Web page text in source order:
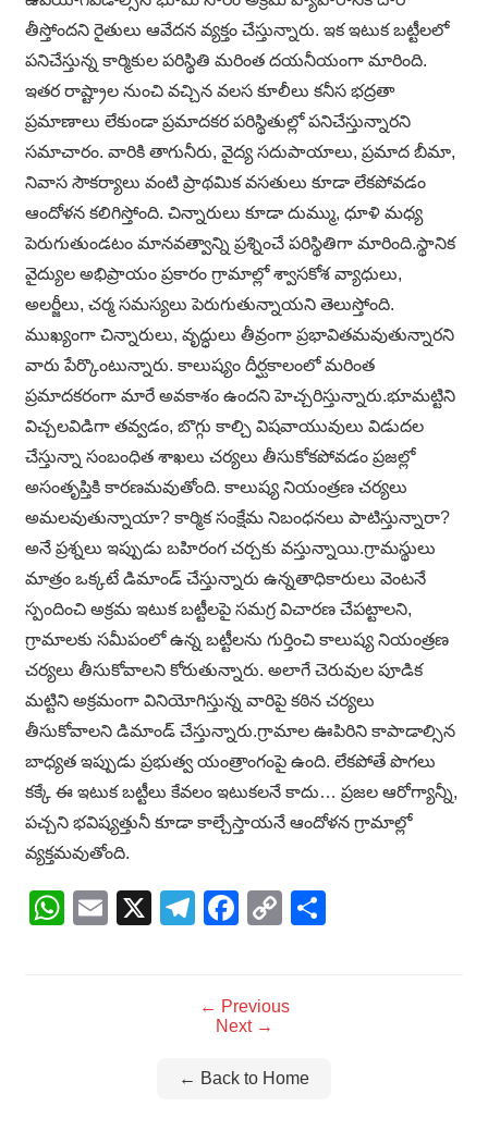
తీస్తోందని రైతులు ఆవేదన వ్యక్తం చేస్తున్నారు. ఇక ఇటుక బట్టీలలో
పనిచేస్తున్న కార్మికుల పరిస్థితి మరింత దయనీయంగా మారింది.
ఇతర రాష్ట్రాల నుంచి వచ్చిన వలస కూలీలు కనీస భద్రతా
ప్రమాణాలు లేకుండా ప్రమాదకర పరిస్థితుల్లో పనిచేస్తున్నారని
సమాచారం. వారికి తాగునీరు, వైద్య సదుపాయాలు, ప్రమాద బీమా,
నివాస సౌకర్యాలు వంటి ప్రాథమిక వసతులు కూడా లేకపోవడం
ఆందోళన కలిగిస్తోంది. చిన్నారులు కూడా దుమ్ము, ధూళి మధ్య
పెరుగుతుండటం మానవత్వాన్ని ప్రశ్నించే పరిస్థితిగా మారింది.స్థానిక
వైద్యుల అభిప్రాయం ప్రకారం గ్రామాల్లో శ్వాసకోశ వ్యాధులు,
అలర్జీలు, చర్మ సమస్యలు పెరుగుతున్నాయని తెలుస్తోంది.
ముఖ్యంగా చిన్నారులు, వృద్ధులు తీవ్రంగా ప్రభావితమవుతున్నారని
వారు పేర్కొంటున్నారు. కాలుష్యం దీర్ఘకాలంలో మరింత
ప్రమాదకరంగా మారే అవకాశం ఉందని హెచ్చరిస్తున్నారు.భూమట్టిని
విచ్చలవిడిగా తవ్వడం, బొగ్గు కాల్చి విషవాయువులు విడుదల
చేస్తున్నా సంబంధిత శాఖలు చర్యలు తీసుకోకపోవడం ప్రజల్లో
అసంతృప్తికి కారణమవుతోంది. కాలుష్య నియంత్రణ చర్యలు
అమలవుతున్నాయా? కార్మిక సంక్షేమ నిబంధనలు పాటిస్తున్నారా?
అనే ప్రశ్నలు ఇప్పుడు బహిరంగ చర్చకు వస్తున్నాయి.గ్రామస్థులు
మాత్రం ఒక్కటే డిమాండ్ చేస్తున్నారు ఉన్నతాధికారులు వెంటనే
స్పందించి అక్రమ ఇటుక బట్టీలపై సమగ్ర విచారణ చేపట్టాలని,
గ్రామాలకు సమీపంలో ఉన్న బట్టీలను గుర్తించి కాలుష్య నియంత్రణ
చర్యలు తీసుకోవాలని కోరుతున్నారు. అలాగే చెరువుల పూడిక
మట్టిని అక్రమంగా వినియోగిస్తున్న వారిపై కఠిన చర్యలు
తీసుకోవాలని డిమాండ్ చేస్తున్నారు.గ్రామాల ఊపిరిని కాపాడాల్సిన
బాధ్యత ఇప్పుడు ప్రభుత్వ యంత్రాంగంపై ఉంది. లేకపోతే పొగలు
కక్కే ఈ ఇటుక బట్టీలు కేవలం ఇటుకలనే కాదు… ప్రజల ఆరోగ్యాన్నీ,
పచ్చని భవిష్యత్తునీ కూడా కాల్చేస్తాయనే ఆందోళన గ్రామాల్లో
వ్యక్తమవుతోంది.
WhatsApp
Email
X Telegram
Facebook
Copy
← Previous
Next →
← Back to Home